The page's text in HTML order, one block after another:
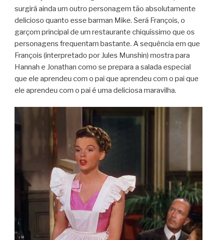
surgirá ainda um outro personagem tão absolutamente
delicioso quanto esse barman Mike. Será François, o
garçom principal de um restaurante chiquíssimo que os
personagens frequentam bastante. A sequência em que
François (interpretado por Jules Munshin) mostra para
Hannah e Jonathan como se prepara a salada especial
que ele aprendeu com o pai que aprendeu com o pai que
ele aprendeu com o pai é uma deliciosa maravilha.